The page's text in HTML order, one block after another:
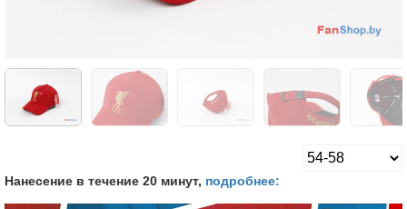
Нанесение в течение 20 минут, подробнее: